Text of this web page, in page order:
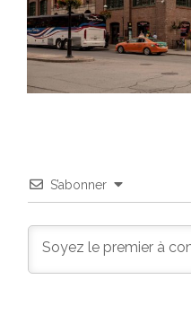
S’abonner